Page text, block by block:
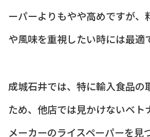
ーパーよりもやや高めですが、
や風味を重視したい時には最適
成城石井では、特に輸入食品の
ため、他店では見かけないベト
メーカーのライスペーパーを見